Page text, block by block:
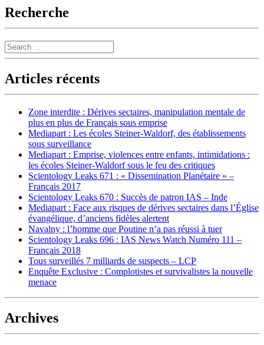
Recherche
Search
Articles récents
Zone interdite : Dérives sectaires, manipulation mentale de
plus en plus de Français sous emprise
Mediapart : Les écoles Steiner-Waldorf, des établissements
sous surveillance
Mediapart : Emprise, violences entre enfants, intimidations :
les écoles Steiner-Waldorf sous le feu des critiques
Scientology Leaks 671 : « Dissemination Planétaire » –
Français 2017
Scientology Leaks 670 : Succès de patron IAS – Inde
Mediapart : Face aux risques de dérives sectaires dans l’Église
évangélique, d’anciens fidèles alertent
Navalny : l’homme que Poutine n’a pas réussi à tuer
Scientology Leaks 696 : IAS News Watch Numéro 111 –
Français 2018
Tous surveillés 7 milliards de suspects – LCP
Enquête Exclusive : Complotistes et survivalistes la nouvelle
menace
Archives